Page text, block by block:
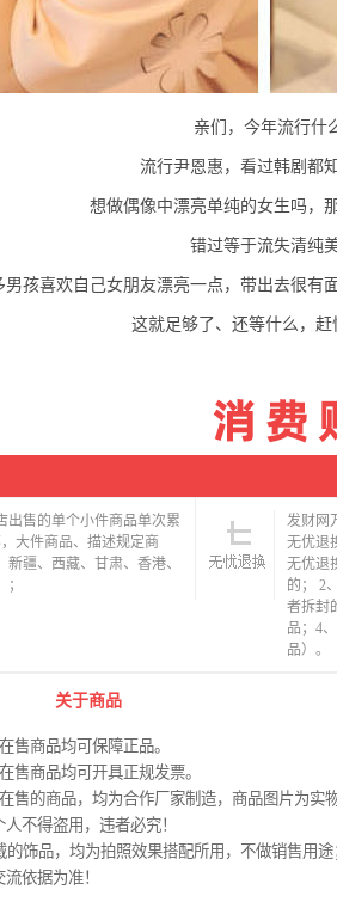
亲们，今年流行什
流行尹恩惠，看过韩剧都
想做偶像中漂亮单纯的女生吗，
错过等于流失清纯
男孩喜欢自己女朋友漂亮一点，带出去很有
这就足够了、还等什么，赶
出售的单个小件商品单次累
大件商品、描述规定商
新疆、西藏、甘肃、香港、
发财网
无优退
无优退
的； 2
者拆封
品；4
品）。
关于商品
售商品均可保障正品。
售商品均可开具正规发票。
售的商品，均为合作厂家制造，商品图片为实
不得盗用，违者必究！
的饰品，均为拍照效果搭配所用，不做销售用途
依据为准！